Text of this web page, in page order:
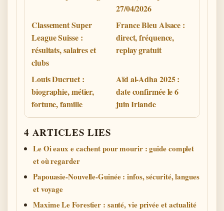
27/04/2026
Classement Super
League Suisse :
résultats, salaires et
clubs
France Bleu Alsace :
direct, fréquence,
replay gratuit
Louis Ducruet :
biographie, métier,
fortune, famille
Aïd al-Adha 2025 :
date confirmée le 6
juin Irlande
4 ARTICLES LIES
Le Oi eaux e cachent pour mourir : guide complet
et où regarder
Papouasie-Nouvelle-Guinée : infos, sécurité, langues
et voyage
Maxime Le Forestier : santé, vie privée et actualité